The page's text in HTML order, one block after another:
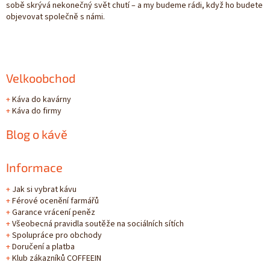
sobě skrývá nekonečný svět chutí – a my budeme rádi, když ho budete
objevovat společně s námi.
Velkoobchod
+Káva do kavárny
+Káva do firmy
Blog o kávě
Informace
+ Jak si vybrat kávu
+Férové ocenění farmářů
+Garance vrácení peněz
+Všeobecná pravidla soutěže na sociálních sítích
+Spolupráce pro obchody
+Doručení a platba
+Klub zákazníků COFFEEIN